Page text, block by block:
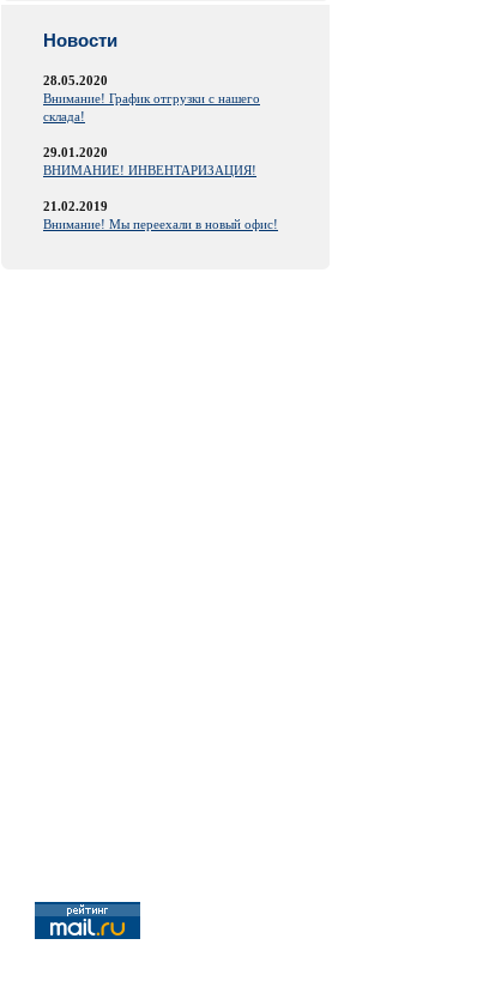
Новости
28.05.2020
Внимание! График отгрузки с нашего
склада!
29.01.2020
ВНИМАНИЕ! ИНВЕНТАРИЗАЦИЯ!
21.02.2019
Внимание! Мы переехали в новый офис!